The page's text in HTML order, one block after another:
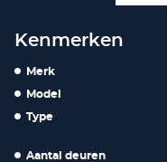
Kenmerken
Merk
Model
Type
Aantal deuren